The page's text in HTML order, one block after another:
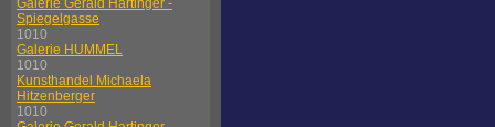
Galerie Gerald Hartinger -
Spiegelgasse
1010
Galerie HUMMEL
1010
Kunsthandel Michaela
Hitzenberger
1010